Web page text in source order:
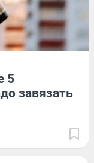
5
завязать